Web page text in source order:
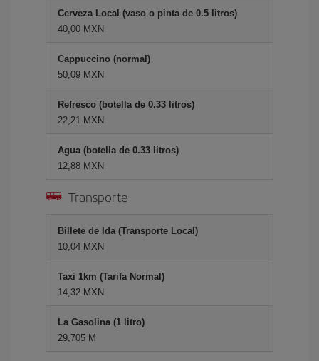
Cerveza Local (vaso o pinta de 0.5 litros)
40,00 MXN
Cappuccino (normal)
50,09 MXN
Refresco (botella de 0.33 litros)
22,21 MXN
Agua (botella de 0.33 litros)
12,88 MXN
Transporte
Billete de Ida (Transporte Local)
10,04 MXN
Taxi 1km (Tarifa Normal)
14,32 MXN
La Gasolina (1 litro)
29,705 M